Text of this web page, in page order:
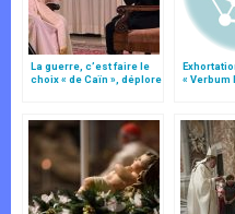
La guerre, c’est faire le
choix « de Caïn », déplore
« Verbum